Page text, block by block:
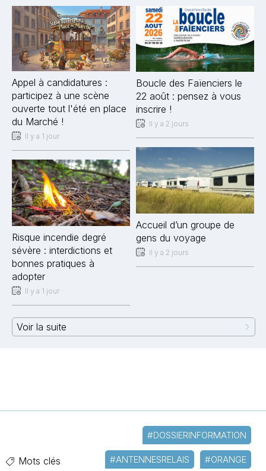
Appel à candidatures :
participez à une scène
ouverte tout l'été en place
du Marché !
Il y a 1 jour
Risque incendie degré
sévère : interdictions et
bonnes pratiques à
adopter
Il y a 1 jour
Boucle des Faïenciers le
22 août : pensez à vous
inscrire !
Il y a 2 jours
Accueil d’un groupe de
gens du voyage
Il y a 2 jours
Voir la suite
Mots clés
#DOSSIERINFORMATION
#ANTENNESRELAIS #ORANGE